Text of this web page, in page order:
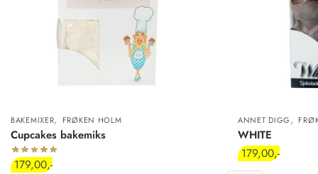
BAKEMIXER, FRØKEN HOLM
Cupcakes bakemiks
179,00
ANNET DIGG,
WHITE
179,00